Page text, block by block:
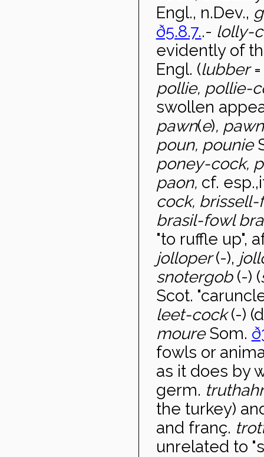
Engl., n.Dev.,
ð5.8.7..- lolly-
evidently of
Engl. (lubber=
pollie, pollie-
swollen
pawn(e),
poun, pounie
poney-cock,
paon, cf.
cock,
brasil-fowl
"to ruffle up",
jolloper(-),
snotergob (-) (
Scot.
leet-cock(-)
moureSom.
fowls or
as it does by
germ.
the turkey)
and franç.
unrelated to